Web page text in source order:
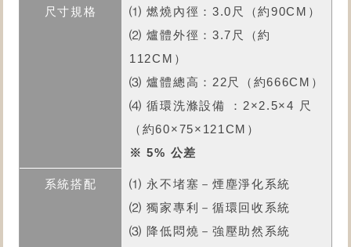
⑴ 燃燒內徑：3.0尺（約90CM）
⑵ 爐體外徑：3.7尺（約
112CM）
⑶ 爐體總高：22尺（約666CM）
⑷ 循環洗滌設備 ：2×2.5×4 尺
（約60×75×121CM）
※ 5% 公差
⑴ 永不堵塞－煙塵淨化系統
⑵ 獨家專利－循環回收系統
⑶ 降低悶燒－強壓助然系統